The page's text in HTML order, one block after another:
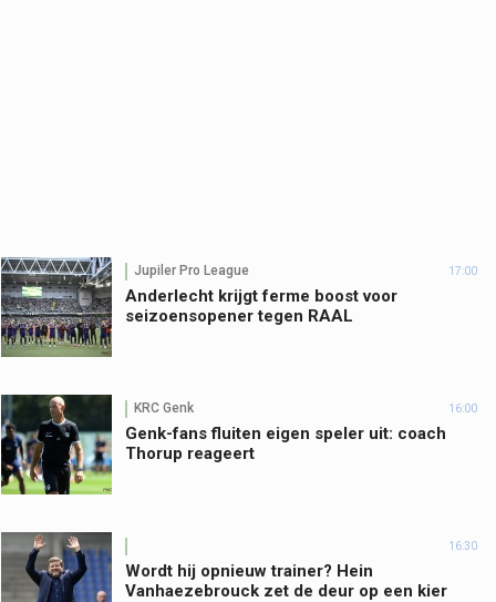
Jupiler Pro League 17:00
Anderlecht krijgt ferme boost voor
seizoensopener tegen RAAL
KRC Genk 16:00
Genk-fans fluiten eigen speler uit: coach
Thorup reageert
16:30
Wordt hij opnieuw trainer? Hein
Vanhaezebrouck zet de deur op een kier